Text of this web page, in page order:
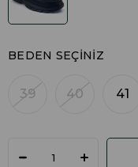
BEDEN SEÇINIZ
39 40 41